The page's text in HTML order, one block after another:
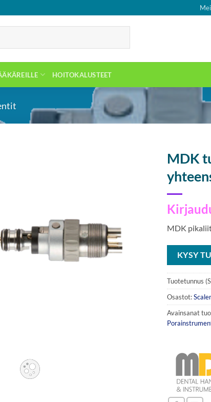
HOITOKALUSTEET
MDK
MDK
KYSY
Tuotetunnus
Osastot:
Avainsanat